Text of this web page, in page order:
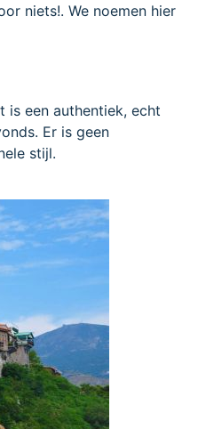
niets!. We noemen hier
is een authentiek, echt
Er is geen
stijl.